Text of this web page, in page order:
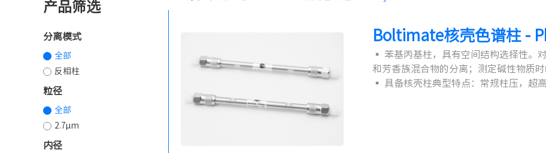
产品筛选
分离模式
全部
反相柱
粒径
全部
2.7µm
内径
Boltimate核壳色谱柱 -
▪ 苯基丙基柱，具有空间结构选择性。
和芳香族混合物的分离；测定碱性物质
▪ 具备核壳柱典型特点：常规柱压，超